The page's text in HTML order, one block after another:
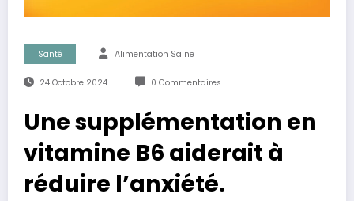
Santé Alimentation Saine
24 Octobre 2024 0 Commentaires
Une supplémentation en
vitamine B6 aiderait à
réduire l’anxiété.